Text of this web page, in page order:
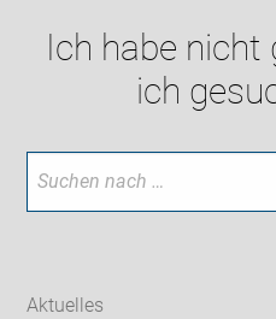
Ich habe nicht
ich
Aktuelles